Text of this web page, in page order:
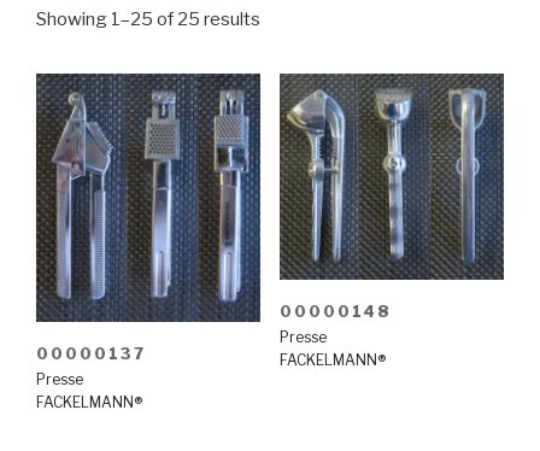
Showing 1–25 of 25 results
00000137
Presse
FACKELMANN®
00000148
Presse
FACKELMANN®